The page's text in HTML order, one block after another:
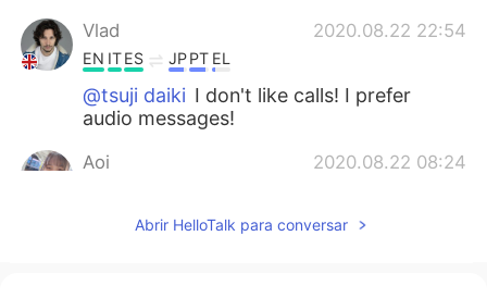
Vlad 2020.08.22 22:54
EN ITES JPPT EL
@tsuji daiki I don't like calls! I prefer
audio messages!
Aoi 2020.08.22 08:24
I like martial arts too. I do kendo and
Abrir HelloTalk para conversar